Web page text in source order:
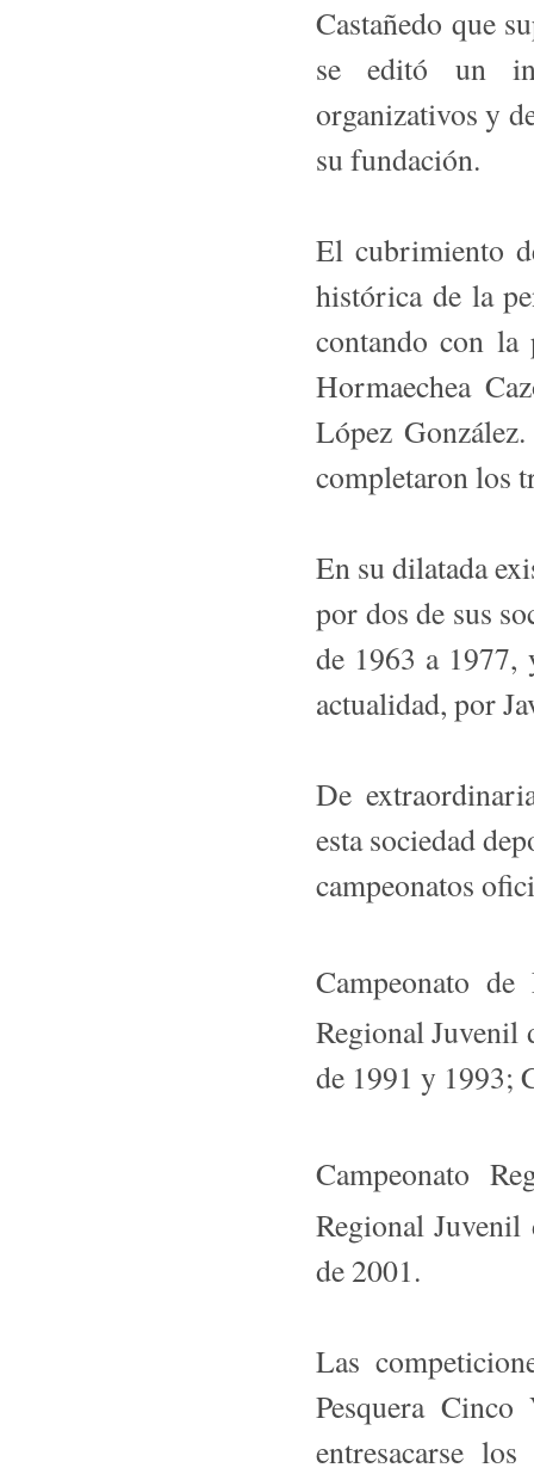
Castañedo que
se editó un
organizativos y
su fundación.
El cubrimiento
histórica de la
contando con la
Hormaechea
López
completaron los
En su dilatada
por dos de sus
de 1963 a 1977,
actualidad, por
De
esta sociedad
campeonatos
Campeonato
Regional Juvenil
de 1991 y 1993;
Campeonato
Regional
de 2001.
Las
Pesquera
entresacarse